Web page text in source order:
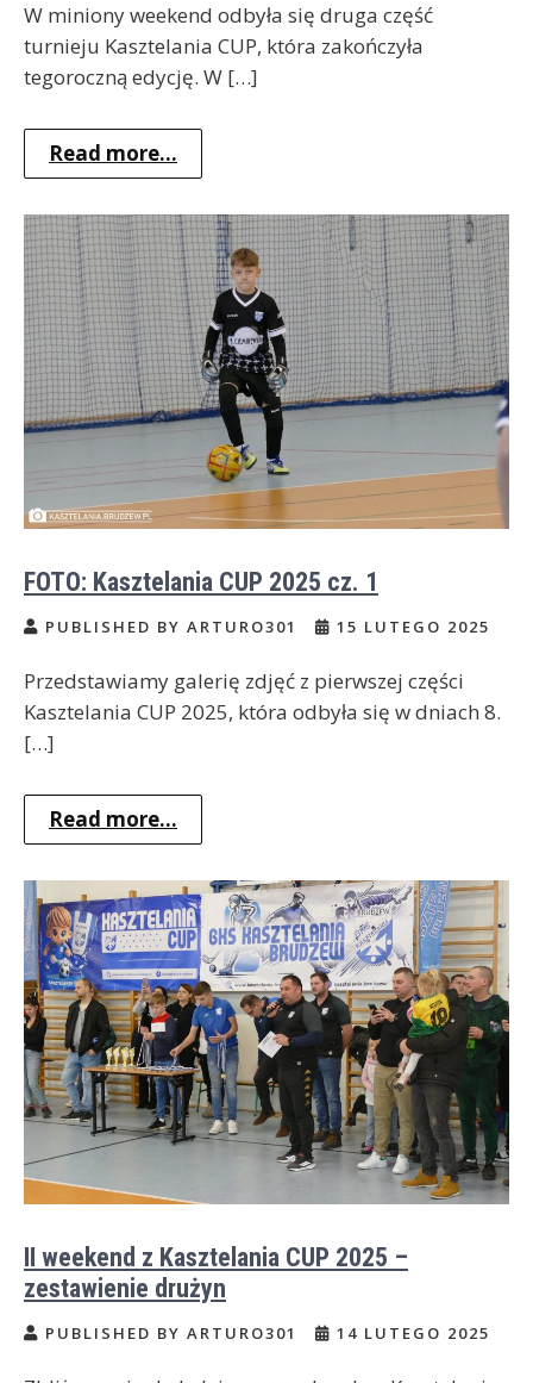
W miniony weekend odbyła się druga część
turnieju Kasztelania CUP, która zakończyła
tegoroczną edycję. W […]
Read more...
FOTO: Kasztelania CUP 2025 cz. 1
PUBLISHED BY ARTURO301 15 LUTEGO 2025
Przedstawiamy galerię zdjęć z pierwszej części
Kasztelania CUP 2025, która odbyła się w dniach 8.
[…]
Read more...
II weekend z Kasztelania CUP 2025 –
zestawienie drużyn
PUBLISHED BY ARTURO301 14 LUTEGO 2025